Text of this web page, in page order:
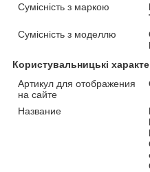
Сумісність з маркою
Сумісність з моделлю
Користувальницькі
Артикул для отображения
на сайте
Название